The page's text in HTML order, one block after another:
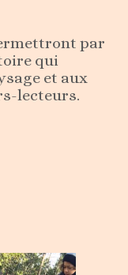
par
qui
et aux
lecteurs.